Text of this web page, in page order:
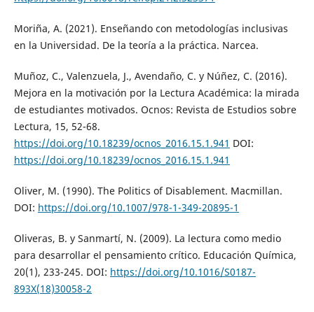
Moriña, A. (2021). Enseñando con metodologías inclusivas
en la Universidad. De la teoría a la práctica. Narcea.
Muñoz, C., Valenzuela, J., Avendaño, C. y Núñez, C. (2016).
Mejora en la motivación por la Lectura Académica: la mirada
de estudiantes motivados. Ocnos: Revista de Estudios sobre
Lectura, 15, 52-68.
https://doi.org/10.18239/ocnos_2016.15.1.941 DOI:
https://doi.org/10.18239/ocnos_2016.15.1.941
Oliver, M. (1990). The Politics of Disablement. Macmillan.
DOI: https://doi.org/10.1007/978-1-349-20895-1
Oliveras, B. y Sanmartí, N. (2009). La lectura como medio
para desarrollar el pensamiento crítico. Educación Química,
20(1), 233-245. DOI: https://doi.org/10.1016/S0187-
893X(18)30058-2